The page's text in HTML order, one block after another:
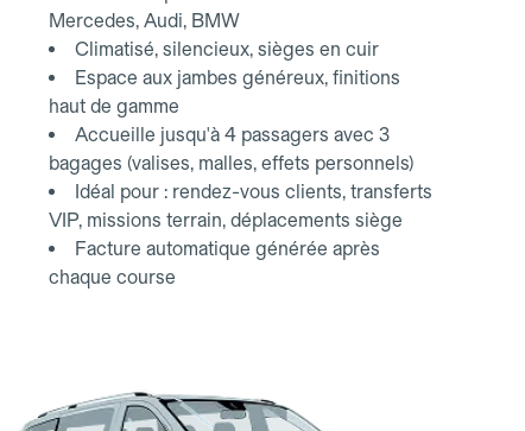
Mercedes, Audi, BMW
Climatisé, silencieux, sièges en cuir
Espace aux jambes généreux, finitions
haut de gamme
Accueille jusqu'à 4 passagers avec 3
bagages (valises, malles, effets personnels)
Idéal pour : rendez-vous clients, transferts
VIP, missions terrain, déplacements siège
Facture automatique générée après
chaque course